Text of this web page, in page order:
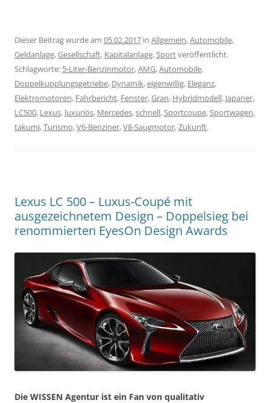
Dieser Beitrag wurde am 05.02.2017 in Allgemein,Automobile,
Geldanlage,Gesellschaft, Kapitalanlage,Sportveröffentlicht.
Schlagworte: 5-Liter-Benzinmotor,AMG,Automobile,
Doppelkupplungsgetriebe, Dynamik,eigenwillig, Eleganz,
Elektromotoren, Fahrbericht, Fenster,Gran, Hybridmodell, Japaner,
LC500, Lexus, luxuriös, Mercedes,schnell,Sportcoupe,Sportwagen,
takumi,Turismo,V6-Benziner,V8-Saugmotor,Zukunft.
Lexus LC 500 – Luxus-Coupé mit
ausgezeichnetem Design – Doppelsieg bei
renommierten EyesOn Design Awards
Die WISSEN Agentur ist ein Fan von qualitativ